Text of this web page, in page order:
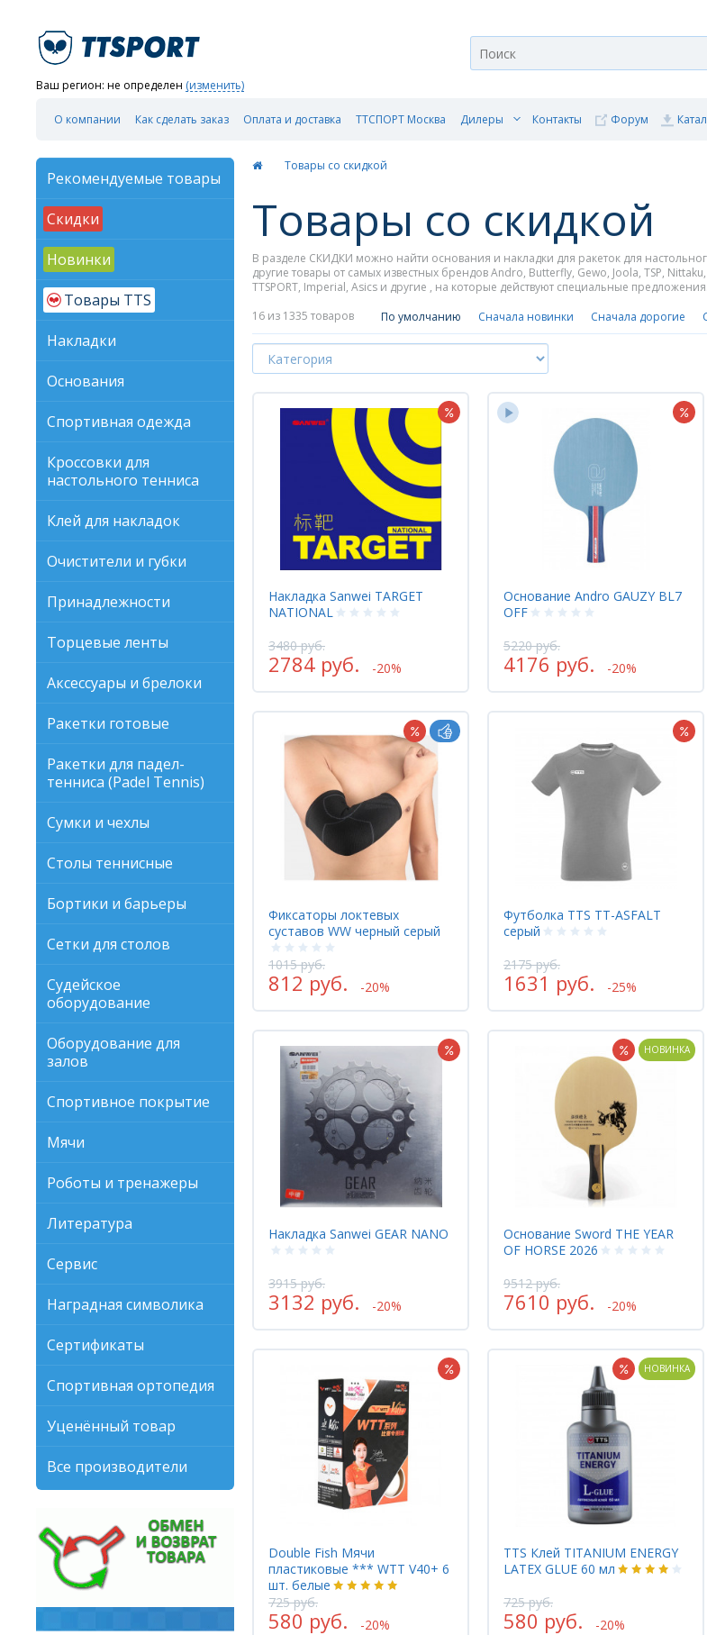
Ваш регион: не определен (изменить)
О компании Как сделать заказ Оплата и доставка ТТСПОРТ Москва Дилеры Контакты Форум
Рекомендуемые товары
Скидки
Новинки
Товары TTS
Накладки
Основания
Спортивная одежда
Кроссовки для
настольного тенниса
Клей для накладок
Очистители и губки
Принадлежности
Торцевые ленты
Аксессуары и брелоки
Ракетки готовые
Ракетки для падел-
тенниса (Padel Tennis)
Сумки и чехлы
Столы теннисные
Бортики и барьеры
Сетки для столов
Судейское
оборудование
Оборудование для
залов
Спортивное покрытие
Мячи
Роботы и тренажеры
Литература
Сервис
Наградная символика
Сертификаты
Спортивная ортопедия
Уценённый товар
Все производители
Товары со скидкой
Товары со скидкой
В разделе СКИДКИ можно найти основания и накладки для ракеток для
другие товары от самых известных брендов Andro, Butterfly, Gewo, Joola, TSP,
TTSPORT, Imperial, Asics и другие , на которые действуют специальные предложения.
16 из 1335 товаров По умолчанию Сначала новинки Сначала дорогие
Накладка Sanwei TARGET
NATIONAL
3480 руб.
2784 руб. -20%
Основание Andro GAUZY BL7
OFF
5220 руб.
4176 руб. -20%
Фиксаторы локтевых
суставов WW черный серый
1015 руб.
812 руб. -20%
Футболка TTS TT-ASFALT
серый
2175 руб.
1631 руб. -25%
Накладка Sanwei GEAR NANO
3915 руб.
3132 руб. -20%
НОВИНКА
Основание Sword THE YEAR
OF HORSE 2026
9512 руб.
7610 руб. -20%
Double Fish Мячи
пластиковые *** WTT V40+ 6
шт. белые
725 руб.
580 руб. -20%
НОВИНКА
TTS Клей TITANIUM ENERGY
LATEX GLUE 60 мл
725 руб.
580 руб. -20%